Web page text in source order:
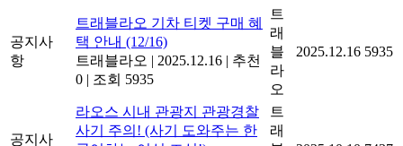
공지사
항
트래블라오 기차 티켓 구매 혜
택 안내 (12/16)
트래블라오 | 2025.12.16 | 추천
0 | 조회 5935
트
래
블
라
오
2025.12.16 5935
공지사
라오스 시내 관광지 관광경찰
사기 주의! (사기 도와주는 한
트
래